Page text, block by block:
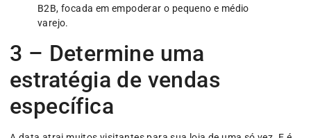
B2B, focada em empoderar o pequeno e médio
varejo.
3 – Determine uma
estratégia de vendas
específica